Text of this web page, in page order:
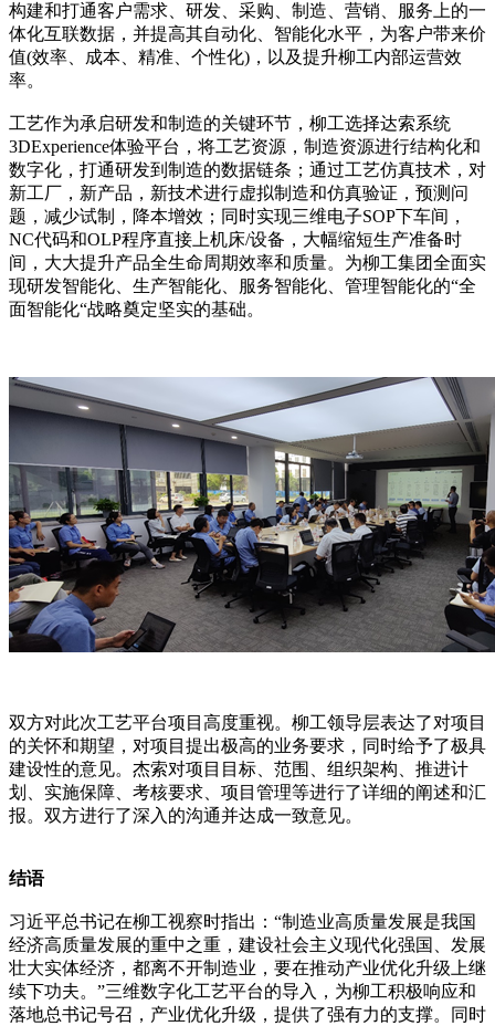
构建和打通客户需求、研发、采购、制造、营销、服务上的一
体化互联数据，并提高其自动化、智能化水平，为客户带来价
值(效率、成本、精准、个性化)，以及提升柳工内部运营效
率。
工艺作为承启研发和制造的关键环节，柳工选择达索系统
3DExperience体验平台，将工艺资源，制造资源进行结构化和
数字化，打通研发到制造的数据链条；通过工艺仿真技术，对
新工厂，新产品，新技术进行虚拟制造和仿真验证，预测问
题，减少试制，降本增效；同时实现三维电子SOP下车间，
NC代码和OLP程序直接上机床/设备，大幅缩短生产准备时
间，大大提升产品全生命周期效率和质量。为柳工集团全面实
现研发智能化、生产智能化、服务智能化、管理智能化的“全
面智能化“战略奠定坚实的基础。
双方对此次工艺平台项目高度重视。柳工领导层表达了对项目
的关怀和期望，对项目提出极高的业务要求，同时给予了极具
建设性的意见。杰索对项目目标、范围、组织架构、推进计
划、实施保障、考核要求、项目管理等进行了详细的阐述和汇
报。双方进行了深入的沟通并达成一致意见。
结语
习近平总书记在柳工视察时指出：“制造业高质量发展是我国
经济高质量发展的重中之重，建设社会主义现代化强国、发展
壮大实体经济，都离不开制造业，要在推动产业优化升级上继
续下功夫。”三维数字化工艺平台的导入，为柳工积极响应和
落地总书记号召，产业优化升级，提供了强有力的支撑。同时